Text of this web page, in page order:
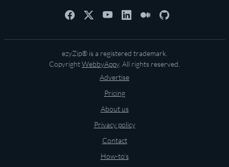
ezyZip® is a registered trademark.
CopyrightWebbyAppy. All rights reserved.
Advertise
Pricing
About us
Privacy policy
Contact
How-to's